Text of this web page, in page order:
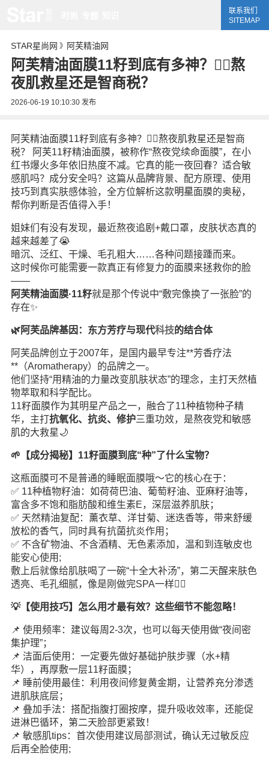
联系我们
SITEMAP
STAR星尚网 》 阿芙精油网
阿芙精油面膜11籽到底有多神？💆‍♀️熬
夜肌救星还是智商税？
2026-06-19 10:10:30发布
阿芙精油面膜11籽到底有多神？💆‍♀️熬夜肌救星还是智商
税？ 阿芙11籽精油面膜，被称作“熬夜党续命面膜”，在小
红书爆火多年依旧热度不减。它真的能一夜回春？适合敏
感肌吗？成分安全吗？这篇从品牌背景、配方原理、使用
技巧到真实肤感体验，全方位解析这款明星面膜的奥秘，
帮你判断是否值得入手！
姐妹们有没有发现，最近熬夜追剧+戴口罩，皮肤状态真的
越来越差了😭
暗沉、泛红、干燥、毛孔粗大……各种问题接踵而来。
这时候你可能需要一款真正有修复力的面膜来拯救你的脸
——
阿芙精油面膜·11籽就是那个传说中“敷完像换了一张脸”的
存在✨
🌿阿芙品牌基因：东方芳疗与现代科技的结合体
阿芙品牌创立于2007年，是国内最早专注**芳香疗法
**（Aromatherapy）的品牌之一。
他们坚持“用精油的力量改变肌肤状态”的理念，主打天然植
物萃取和科学配比。
11籽面膜作为其明星产品之一，融合了11种植物种子精
华，主打抗氧化、抗炎、修护三重功效，是熬夜党和敏感
肌的大救星🌙
🌱【成分揭秘】11籽面膜到底“种”了什么宝物？
这瓶面膜可不是普通的睡眠面膜哦～它的核心在于：
✅ 11种植物籽油：如荷荷巴油、葡萄籽油、亚麻籽油等，
富含多不饱和脂肪酸和维生素E，深层滋养肌肤；
✅ 天然精油复配：薰衣草、洋甘菊、迷迭香等，带来舒缓
放松的香气，同时具有抗菌抗炎作用；
✅ 不含矿物油、不含酒精、无色素添加，温和到连敏皮也
能安心使用;
敷上后就像给肌肤喝了一碗“十全大补汤”，第二天醒来肤色
透亮、毛孔细腻，像是刚做完SPA一样🧖‍♀️
💡【使用技巧】怎么用才最有效？这些细节不能忽略！
📌 使用频率：建议每周2-3次，也可以每天使用做“夜间密
集护理”；
📌 洁面后使用：一定要先做好基础护肤步骤（水+精
华），再厚敷一层11籽面膜；
📌 睡前使用最佳：利用夜间修复黄金期，让营养充分渗透
进肌肤底层；
📌 叠加手法：搭配指腹打圈按摩，提升吸收效率，还能促
进淋巴循环，第二天脸部更紧致！
📌 敏感肌tips：首次使用建议局部测试，确认无过敏反应
后再全脸使用;